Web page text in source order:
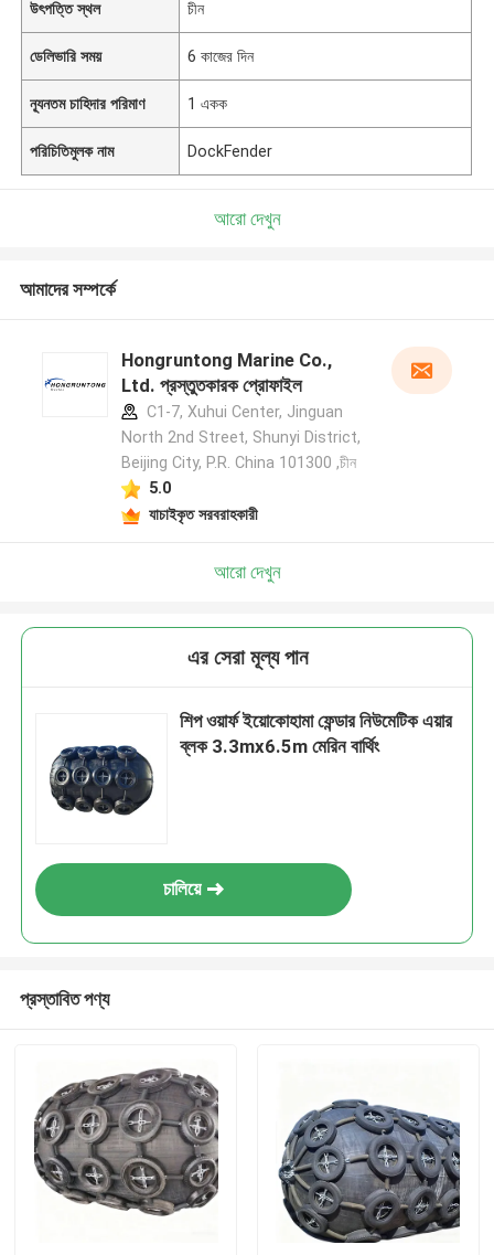
উৎপত্তি স্থল চীন
ডেলিভারি সময় 6 কাজের দিন
ন্যূনতম চাহিদার পরিমাণ 1 একক
পরিচিতিমুলক নাম DockFender
আরো দেখুন
আমাদের সম্পর্কে
Hongruntong Marine Co.,
Ltd. প্রস্তুতকারক প্রোফাইল
C1-7, Xuhui Center, Jinguan
North 2nd Street, Shunyi District,
Beijing City, P.R. China 101300 ,চীন
5.0
যাচাইকৃত সরবরাহকারী
আরো দেখুন
এর সেরা মূল্য পান
শিপ ওয়ার্ফ ইয়োকোহামা ফেন্ডার নিউমেটিক এয়ার
ব্লক 3.3mx6.5m মেরিন বার্থিং
চালিয়ে
প্রস্তাবিত পণ্য